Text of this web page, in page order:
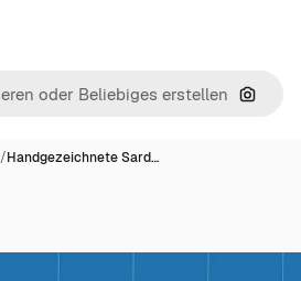
Nach
/Handgezeichnete Sard…